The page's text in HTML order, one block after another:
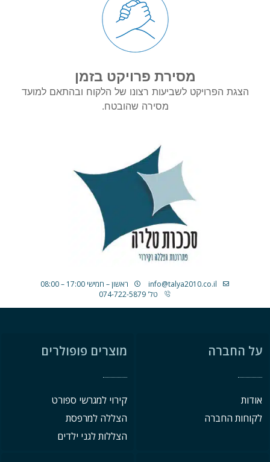
מסירת פרויקט בזמן
הצגת הפרויקט לשביעות רצונו של הלקוח ובהתאם למועד
מסירה שהובטח.
info@talya2010.co.il
ראשון – חמישי 17:00 – 08:00
טל' 074-722-5879
על החברה
אודות
לקוחות החברה
מוצרים פופולרים
קירוי למגרשי ספורט
הצללה למרפסת
הצללות לגני ילדים